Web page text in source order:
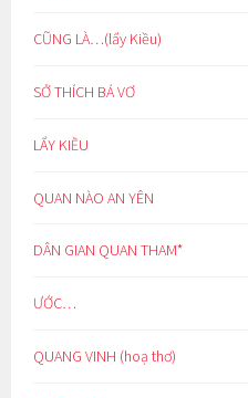
CŨNG LÀ…(lẩy Kiều)
SỞ THÍCH BÁ VƠ
LẨY KIỀU
QUAN NÀO AN YÊN
DÂN GIAN QUAN THAM*
ƯỚC…
QUANG VINH (hoạ thơ)